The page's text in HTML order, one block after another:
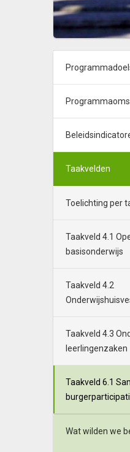
Taakvelden
Toelichting per
Taakveld 4.1
basisonderwijs
Taakveld 4.2
Taakveld 4.3
leerlingenzaken
Taakveld 6.1
Wat wilden we